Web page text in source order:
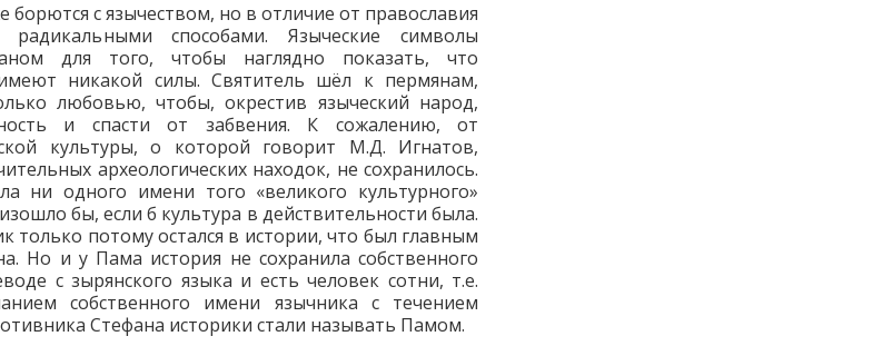
борются с язычеством, но в отличие от православия
способами. Языческие символы
для того, чтобы наглядно показать, что
никакой силы. Святитель шёл к пермянам,
любовью, чтобы, окрестив языческий народ,
и спасти от забвения. К сожалению, от
культуры, о которой говорит М.Д. Игнатов,
археологических находок, не сохранилось.
ни одного имени того «великого культурного»
бы, если б культура в действительности была.
только потому остался в истории, что был главным
Но и у Пама история не сохранила собственного
с зырянского языка и есть человек сотни, т.е.
собственного имени язычника с течением
Стефана историки стали называть Памом.